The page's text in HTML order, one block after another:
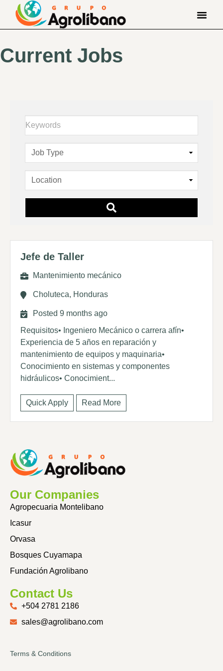
Current Jobs
Keywords
Jefe de Taller
Mantenimiento mecánico
Choluteca, Honduras
Posted 9 months ago
Requisitos• Ingeniero Mecánico o carrera afín•
Experiencia de 5 años en reparación y
mantenimiento de equipos y maquinaria•
Conocimiento en sistemas y componentes
hidráulicos• Conocimient...
Quick Apply Read More
Our Companies
Agropecuaria Montelibano
Icasur
Orvasa
Bosques Cuyamapa
Fundación Agrolibano
Contact Us
+504 2781 2186
sales@agrolibano.com
Terms & Conditions